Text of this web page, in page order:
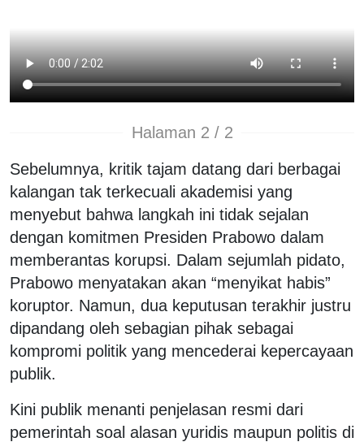
Halaman 2 / 2
Sebelumnya, kritik tajam datang dari berbagai
kalangan tak terkecuali akademisi yang
menyebut bahwa langkah ini tidak sejalan
dengan komitmen Presiden Prabowo dalam
memberantas korupsi. Dalam sejumlah pidato,
Prabowo menyatakan akan “menyikat habis”
koruptor. Namun, dua keputusan terakhir justru
dipandang oleh sebagian pihak sebagai
kompromi politik yang mencederai kepercayaan
publik.
Kini publik menanti penjelasan resmi dari
pemerintah soal alasan yuridis maupun politis di